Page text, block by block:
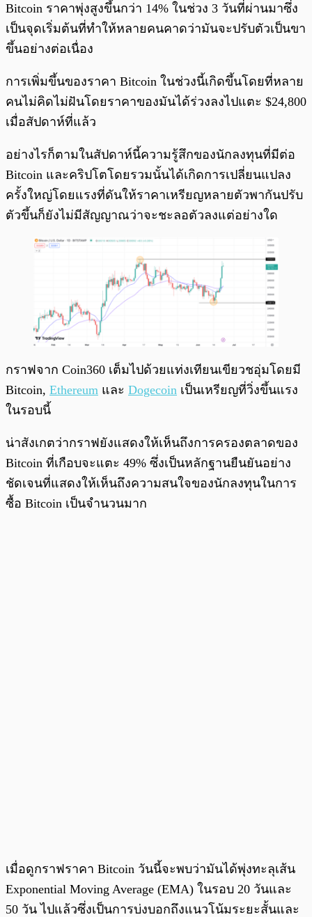
Bitcoin ราคาพุ่งสูงขึ้นกว่า 14% ในช่วง 3 วันที่ผ่านมาซึ่ง
เป็นจุดเริ่มต้นที่ทำให้หลายคนคาดว่ามันจะปรับตัวเป็นขา
ขึ้นอย่างต่อเนื่อง
การเพิ่มขึ้นของราคา Bitcoin ในช่วงนี้เกิดขึ้นโดยที่หลาย
คนไม่คิดไม่ฝันโดยราคาของมันได้ร่วงลงไปแตะ $24,800
เมื่อสัปดาห์ที่แล้ว
อย่างไรก็ตามในสัปดาห์นี้ความรู้สึกของนักลงทุนที่มีต่อ
Bitcoin และคริปโตโดยรวมนั้นได้เกิดการเปลี่ยนแปลง
ครั้งใหญ่โดยแรงที่ดันให้ราคาเหรียญหลายตัวพากันปรับ
ตัวขึ้นก็ยังไม่มีสัญญาณว่าจะชะลอตัวลงแต่อย่างใด
กราฟจาก Coin360 เต็มไปด้วยแท่งเทียนเขียวชอุ่มโดยมี
Bitcoin, Ethereum และ Dogecoin เป็นเหรียญที่วิ่งขึ้นแรง
ในรอบนี้
น่าสังเกตว่ากราฟยังแสดงให้เห็นถึงการครองตลาดของ
Bitcoin ที่เกือบจะแตะ 49% ซึ่งเป็นหลักฐานยืนยันอย่าง
ชัดเจนที่แสดงให้เห็นถึงความสนใจของนักลงทุนในการ
ซื้อ Bitcoin เป็นจำนวนมาก
เมื่อดูกราฟราคา Bitcoin วันนี้จะพบว่ามันได้พุ่งทะลุเส้น
Exponential Moving Average (EMA) ในรอบ 20 วันและ
50 วัน ไปแล้วซึ่งเป็นการบ่งบอกถึงแนวโน้มระยะสั้นและ